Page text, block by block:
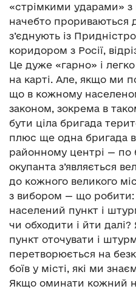
«стрімкими ударами» з
начебто прориваються
з’єднують із
коридором з Росії,
Це дуже «гарно» і
на карті. Але, якщо ми
що в кожному
законом, зокрема в
бути ціла бригада
плюс ще одна бригада в
районному центрі — по
окупанта з’являється
до кожного великого
з вибором — що робити:
населений пункт і
чи обходити і йти
пункт оточувати і
перетворюється на
боїв у місті, які ми
Якщо оминати кожний